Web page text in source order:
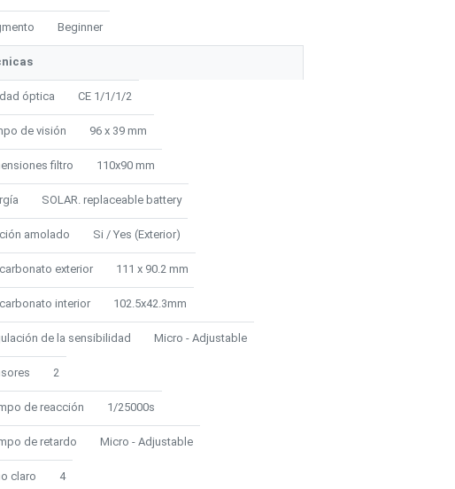
Beginner
óptica CE 1/1/1/2
de visión 96 x 39 mm
filtro 110x90 mm
SOLAR. replaceable battery
amolado Si / Yes (Exterior)
exterior 111 x 90.2 mm
interior 102.5x42.3mm
de la sensibilidad Micro - Adjustable
2
de reacción 1/25000s
de retardo Micro - Adjustable
claro 4